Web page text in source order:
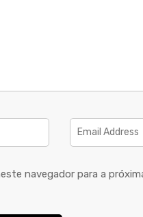
navegador para a